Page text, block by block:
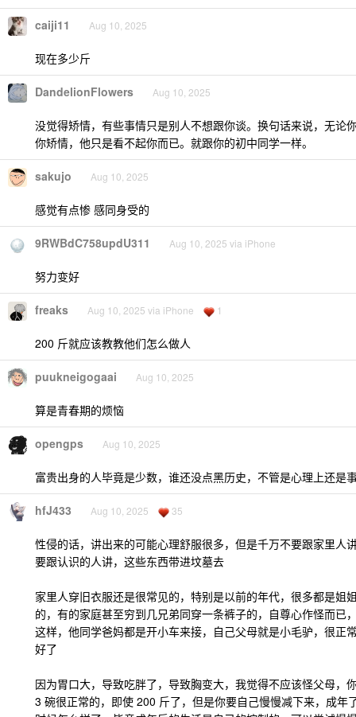
caiji11 Aug 10, 2025
现在多少斤
DandelionFlowers Aug 10, 2025
没觉得矫情，有些事情只是别人不想跟你谈。换句话来说，无论
你矫情，他只是看不起你而已。就跟你的初中同学一样。
sakujo Aug 10, 2025
感觉有点惨 感同身受的
9RWBdC758updU311 Aug 10, 2025 via iPhone
努力变好
freaks Aug 10, 2025 via iPhone 1
200 斤就应该教教他们怎么做人
puukneigogaai Aug 10, 2025
算是青春期的烦恼
opengps Aug 10, 2025
富贵出身的人毕竟是少数，谁还没点黑历史，不管是心理上还是
hfJ433 Aug 10, 2025 35
性侵的话，讲出来的可能心理舒服很多，但是千万不要跟家里人
要跟认识的人讲，这些东西带进坟墓去
家里人穿旧衣服还是很常见的，特别是以前的年代，很多都是姐
的，有的家庭甚至穷到几兄弟同穿一条裤子的，自尊心作怪而已
这样，他同学爸妈都是开小车来接，自己父母就是小毛驴，很正
好了
因为胃口大，导致吃胖了，导致胸变大，我觉得不应该怪父母，
3 碗很正常的，即使 200 斤了，但是你要自己慢慢减下来，成年